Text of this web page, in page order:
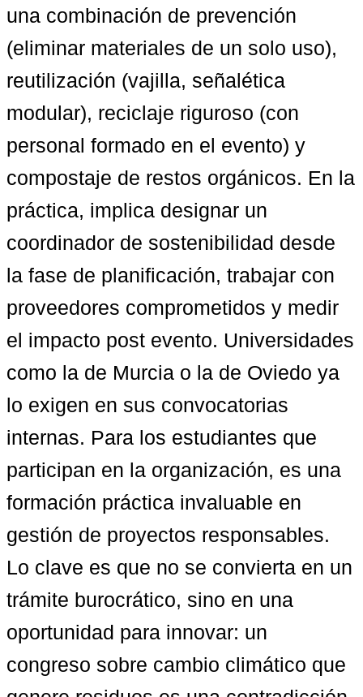
una combinación de prevención
(eliminar materiales de un solo uso),
reutilización (vajilla, señalética
modular), reciclaje riguroso (con
personal formado en el evento) y
compostaje de restos orgánicos. En la
práctica, implica designar un
coordinador de sostenibilidad desde
la fase de planificación, trabajar con
proveedores comprometidos y medir
el impacto post evento. Universidades
como la de Murcia o la de Oviedo ya
lo exigen en sus convocatorias
internas. Para los estudiantes que
participan en la organización, es una
formación práctica invaluable en
gestión de proyectos responsables.
Lo clave es que no se convierta en un
trámite burocrático, sino en una
oportunidad para innovar: un
congreso sobre cambio climático que